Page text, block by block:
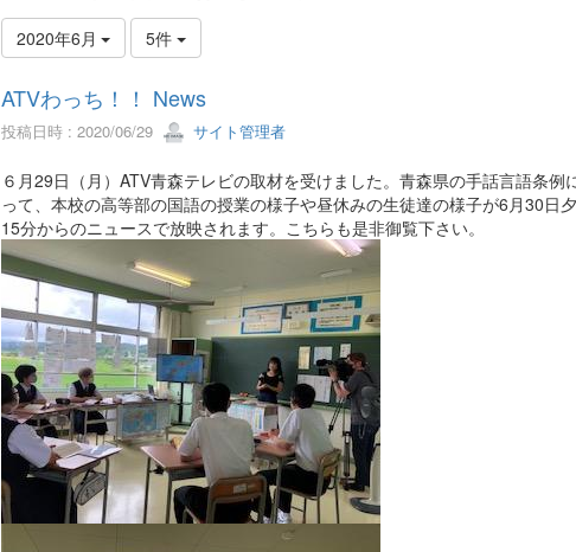
2020年6月 5件
ATVわっち！！ News
投稿日時 : 2020/06/29 サイト管理者
６月29日（月）ATV青森テレビの取材を受けました。青森県の手話言語条例
って、本校の高等部の国語の授業の様子や昼休みの生徒達の様子が6月30日
15分からのニュースで放映されます。こちらも是非御覧下さい。